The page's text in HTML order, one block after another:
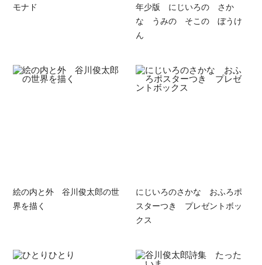
モナド
年少版 にじいろの さか
な うみの そこの ぼうけ
ん
絵の内と外 谷川俊太郎の世
界を描く
にじいろのさかな おふろポ
スターつき プレゼントボッ
クス